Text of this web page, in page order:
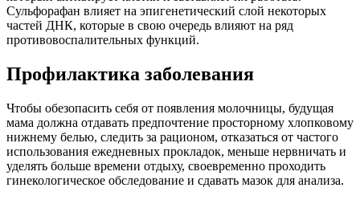
Сульфорафан влияет на эпигенетический слой некоторых
частей ДНК, которые в свою очередь влияют на ряд
противовоспалительных функций.
Профилактика заболевания
Чтобы обезопасить себя от появления молочницы, будущая
мама должна отдавать предпочтение просторному хлопковому
нижнему белью, следить за рационом, отказаться от частого
использования ежедневных прокладок, меньше нервничать и
уделять больше времени отдыху, своевременно проходить
гинекологическое обследование и сдавать мазок для анализа.